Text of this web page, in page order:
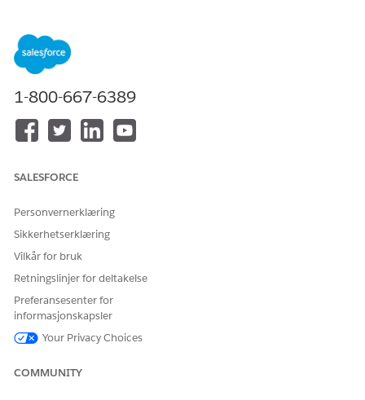
Tilgjengelig i
Bruk Hurtigsøk under Oppsett til å gå til innstillingen for
tale-til-tekst-modell
Velg modellen fra listen.
Universell talemodell
HJALP DENNE ARTIKKELEN MED Å LØSE PROBLEMET DITT?
La oss få vite det slik at vi kan forbedre!
1-800-667-6389
SALESFORCE
Personvernerklæring
Sikkerhetserklæring
Vilkår for bruk
Retningslinjer for deltakelse
Preferansesenter for
informasjonskapsler
Your Privacy Choices
COMMUNITY